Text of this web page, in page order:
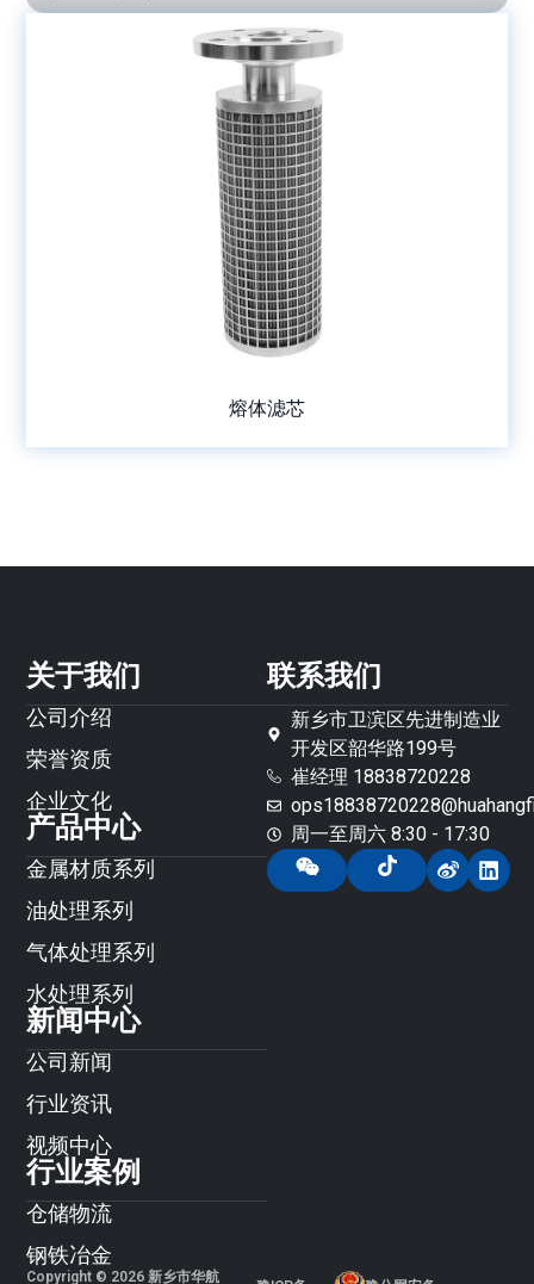
熔体滤芯
关于我们
公司介绍
荣誉资质
企业文化
产品中心
金属材质系列
油处理系列
气体处理系列
水处理系列
新闻中心
公司新闻
行业资讯
视频中心
行业案例
仓储物流
钢铁冶金
联系我们
新乡市卫滨区先进制造业
开发区韶华路199号
崔经理 18838720228
周一至周六 8:30 - 17:30
Copyright © 2026 新乡市华航